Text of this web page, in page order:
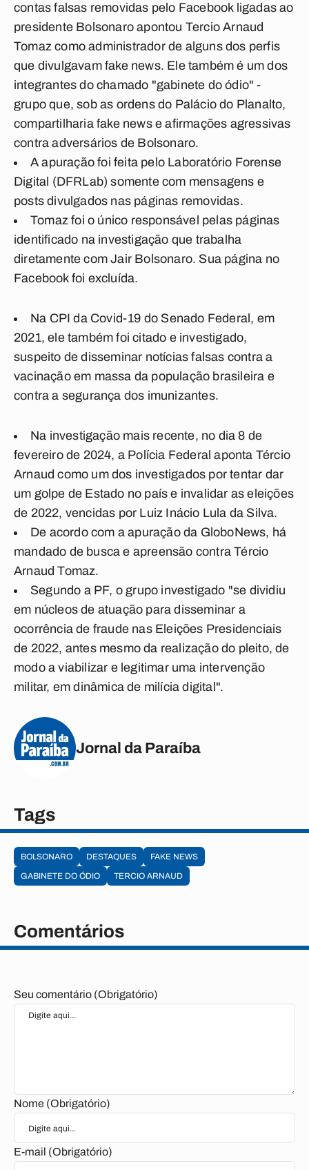
contas falsas removidas pelo Facebook ligadas ao
presidente Bolsonaro apontou Tercio Arnaud
Tomaz como administrador de alguns dos perfis
que divulgavam fake news. Ele também é um dos
integrantes do chamado "gabinete do ódio" -
grupo que, sob as ordens do Palácio do Planalto,
compartilharia fake news e afirmações agressivas
contra adversários de Bolsonaro.
A apuração foi feita pelo Laboratório Forense
Digital (DFRLab) somente com mensagens e
posts divulgados nas páginas removidas.
Tomaz foi o único responsável pelas páginas
identificado na investigação que trabalha
diretamente com Jair Bolsonaro. Sua página no
Facebook foi excluída.
Na CPI da Covid-19 do Senado Federal, em
2021, ele também foi citado e investigado,
suspeito de disseminar notícias falsas contra a
vacinação em massa da população brasileira e
contra a segurança dos imunizantes.
Na investigação mais recente, no dia 8 de
fevereiro de 2024, a Polícia Federal aponta Tércio
Arnaud como um dos investigados por tentar dar
um golpe de Estado no país e invalidar as eleições
de 2022, vencidas por Luiz Inácio Lula da Silva.
De acordo com a apuração da GloboNews, há
mandado de busca e apreensão contra Tércio
Arnaud Tomaz.
Segundo a PF, o grupo investigado "se dividiu
em núcleos de atuação para disseminar a
ocorrência de fraude nas Eleições Presidenciais
de 2022, antes mesmo da realização do pleito, de
modo a viabilizar e legitimar uma intervenção
militar, em dinâmica de milícia digital".
Jornal da Paraíba
Tags
BOLSONARO DESTAQUES
FAKE NEWS
GABINETE DO ÓDIO
TERCIO ARNAUD
Comentários
Seu comentário (Obrigatório)
Nome (Obrigatório)
E-mail (Obrigatório)